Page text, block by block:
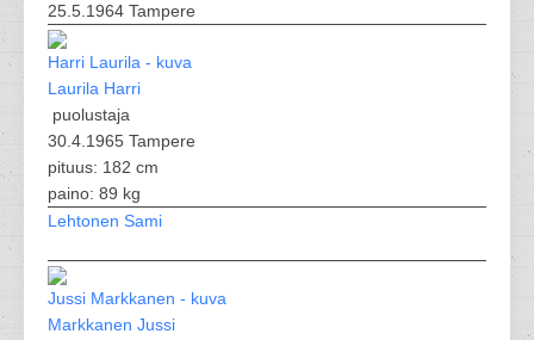
25.5.1964 Tampere
Laurila Harri
puolustaja
30.4.1965 Tampere
pituus: 182 cm
paino: 89 kg
Lehtonen Sami
Markkanen Jussi